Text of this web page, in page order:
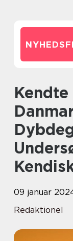
Kendte Personer i
09 januar
Redaktionel